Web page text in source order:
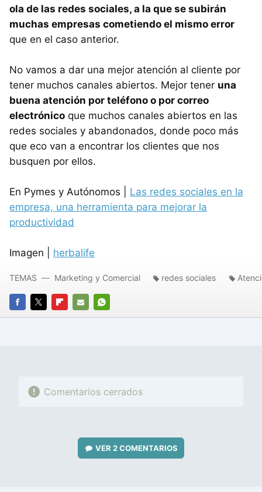
ola de las redes sociales, a la que se subirán
muchas empresas cometiendo el mismo error
que en el caso anterior.
No vamos a dar una mejor atención al cliente por
tener muchos canales abiertos. Mejor tener una
buena atención por teléfono o por correo
electrónico que muchos canales abiertos en las
redes sociales y abandonados, donde poco más
que eco van a encontrar los clientes que nos
busquen por ellos.
En Pymes y Autónomos | Las redes sociales en la
empresa, una herramienta para mejorar la
productividad
Imagen | herbalife
FACEBOOK
TWITTERFLIPBOARD
E-
WHATSAPP
TEMAS Marketing y Comercial redes sociales
Comentarios cerrados
VER2 COMENTARIOS